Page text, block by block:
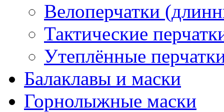
Велоперчатки
Тактические
Утеплённые
Балаклавы и маски
Горнолыжные маски